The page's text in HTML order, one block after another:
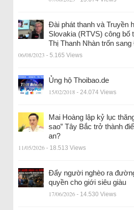
Đài phát thanh và Truyền
Slovakia (RTVS) công bố
Thị Thanh Nhàn trốn
06/08/2023 - 5.165 Views
Ủng hộ Thoibao.de
15/02/2018 - 24.074 Views
Mai Hoàng lập kỷ lục
sao” Tây Bắc trở thành
an?
11/05/2026 - 18.513 Views
Đẩy người nghèo ra
quyền cho giới siêu giàu
17/06/2026 - 14.530 Views